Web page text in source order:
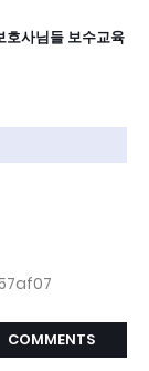
사님들 보수교육
COMMENTS